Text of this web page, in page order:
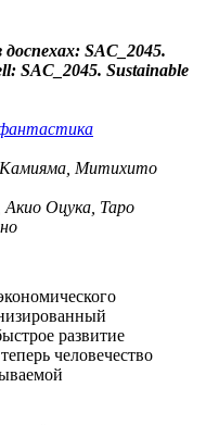
доспехах: SAC_2045.
SAC_2045. Sustainable
Камияма, Митихито
Оцука, Таро
развитие
человечество